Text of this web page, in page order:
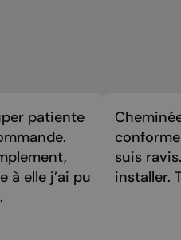
patiente
à elle j’ai pu
suis
installer.